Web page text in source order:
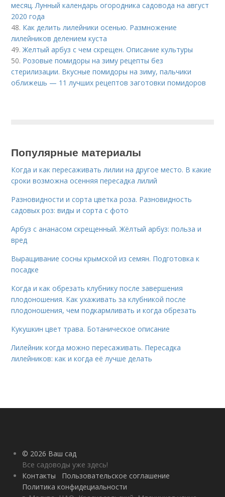
месяц. Лунный календарь огородника садовода на август
2020 года
48. Как делить лилейники осенью. Размножение
лилейников делением куста
49.Желтый арбуз с чем скрещен. Описание культуры
50. Розовые помидоры на зиму рецепты без
стерилизации. Вкусные помидоры на зиму, пальчики
оближешь — 11 лучших рецептов заготовки помидоров
Популярные материалы
Когда и как пересаживать лилии на другое место. В какие
сроки возможна осенняя пересадка лилий
Разновидности и сорта цветка роза. Разновидность
садовых роз: виды и сорта с фото
Арбуз с ананасом скрещенный. Жёлтый арбуз: польза и
вред
Выращивание сосны крымской из семян. Подготовка к
посадке
Когда и как обрезать клубнику после завершения
плодоношения. Как ухаживать за клубникой после
плодоношения, чем подкармливать и когда обрезать
Кукушкин цвет трава. Ботаническое описание
Лилейник когда можно пересаживать. Пересадка
лилейников: как и когда её лучше делать
© 2026 Ваш сад
Все садоводы уже здесь!
Контакты
Пользовательское соглашение
Политика конфидециальности